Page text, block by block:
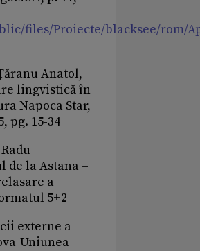
files/Proiecte/blacksee/rom/
Anatol,
lingvistică în
Napoca Star,
pg. 15-34
de la Astana –
a
5+2
externe a
Uniunea